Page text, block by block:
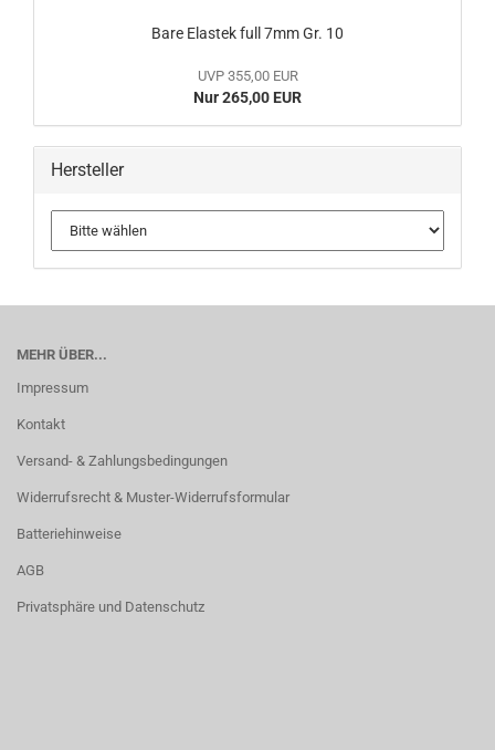
Bare Elastek full 7mm Gr. 10
UVP 355,00 EUR
Nur 265,00 EUR
Hersteller
MEHR ÜBER...
Impressum
Kontakt
Versand- & Zahlungsbedingungen
Widerrufsrecht & Muster-Widerrufsformular
Batteriehinweise
AGB
Privatsphäre und Datenschutz